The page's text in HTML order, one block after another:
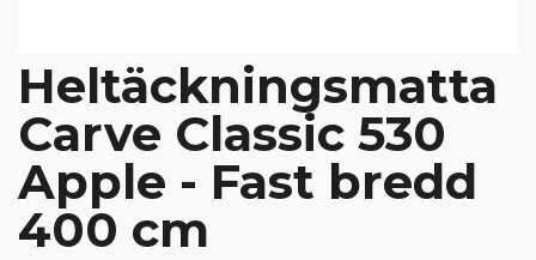
Heltäckningsmatta
Carve Classic 530
Apple - Fast bredd
400 cm